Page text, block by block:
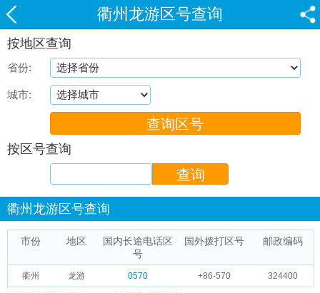
衢州龙游区号查询
按地区查询
省份:
城市:
按区号查询
衢州龙游区号查询
市份 地区
国内长途电话区
号
国外拨打区号 邮政编码
衢州 龙游 0570 +86-570 324400